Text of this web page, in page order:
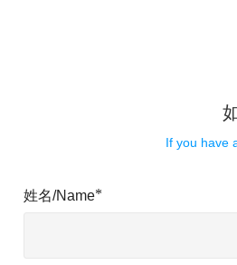
If you have
姓名/Name*